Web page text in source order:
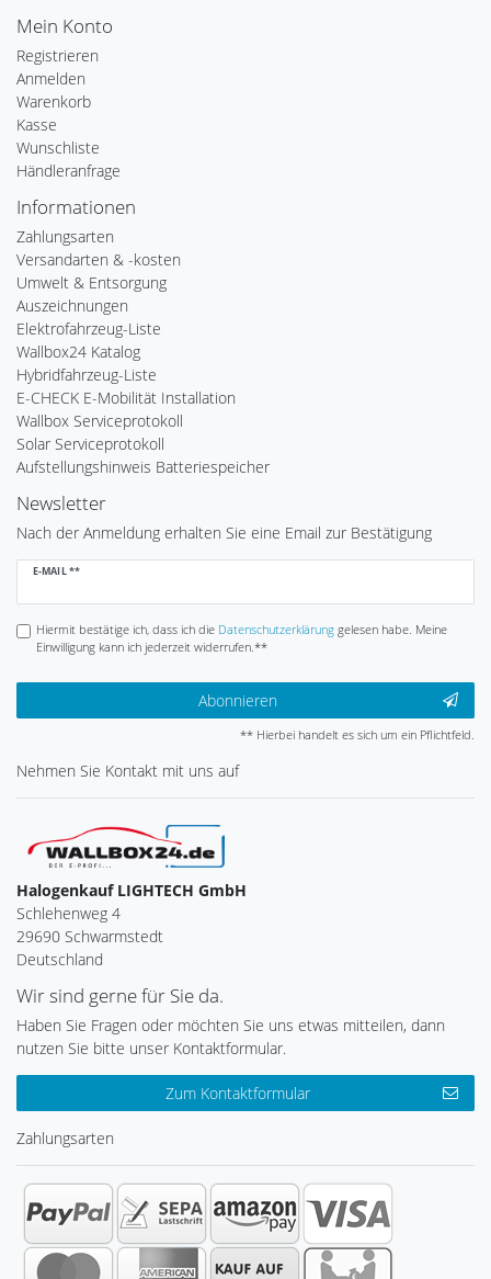
Mein Konto
Registrieren
Anmelden
Warenkorb
Kasse
Wunschliste
Händleranfrage
Informationen
Zahlungsarten
Versandarten & -kosten
Umwelt & Entsorgung
Auszeichnungen
Elektrofahrzeug-Liste
Wallbox24 Katalog
Hybridfahrzeug-Liste
E-CHECK E-Mobilität Installation
Wallbox Serviceprotokoll
Solar Serviceprotokoll
Aufstellungshinweis Batteriespeicher
Newsletter
Nach der Anmeldung erhalten Sie eine Email zur Bestätigung
E-MAIL **
Newsletter
Hiermit bestätige ich, dass ich die Daten­schutz­erklärunggelesen habe. Meine
Einwilligung kann ich jederzeit widerrufen.**
Abonnieren
** Hierbei handelt es sich um ein Pflichtfeld.
Nehmen Sie Kontakt mit uns auf
Halogenkauf LIGHTECH GmbH
Schlehenweg 4
29690 Schwarmstedt
Deutschland
Wir sind gerne für Sie da.
Haben Sie Fragen oder möchten Sie uns etwas mitteilen, dann
nutzen Sie bitte unser Kontaktformular.
Zum Kontaktformular
Zahlungsarten